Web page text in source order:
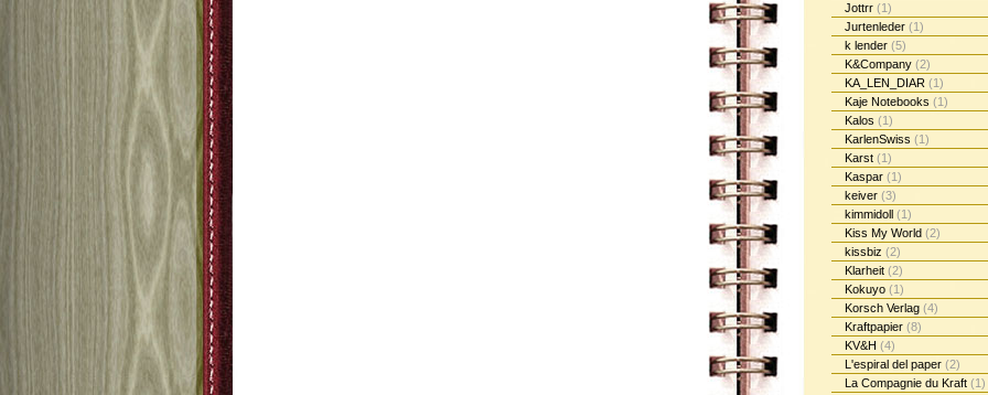
Jottrr (1)
Jurtenleder (1)
k lender (5)
K&Company (2)
KA_LEN_DIAR (1)
Kaje Notebooks (1)
Kalos (1)
KarlenSwiss (1)
Karst (1)
Kaspar (1)
keiver (3)
kimmidoll (1)
Kiss My World (2)
kissbiz (2)
Klarheit (2)
Kokuyo (1)
Korsch Verlag (4)
Kraftpapier (8)
KV&H (4)
L'espiral del paper (2)
La Compagnie du Kraft (1)